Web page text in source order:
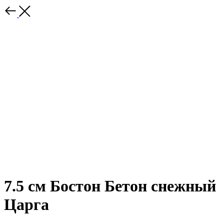
7.5 см Бостон Бетон снежный
Царга